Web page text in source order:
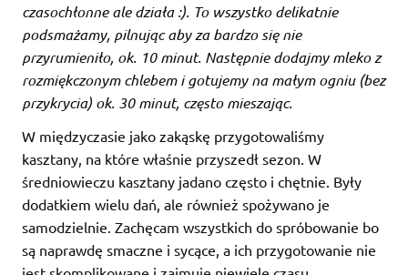
czasochłonne ale działa :). To wszystko delikatnie
podsmażamy, pilnując aby za bardzo się nie
przyrumieniło, ok. 10 minut. Następnie dodajmy mleko z
rozmiękczonym chlebem i gotujemy na małym ogniu (bez
przykrycia) ok. 30 minut, często mieszając.
W międzyczasie jako zakąskę przygotowaliśmy
kasztany, na które właśnie przyszedł sezon. W
średniowieczu kasztany jadano często i chętnie. Były
dodatkiem wielu dań, ale również spożywano je
samodzielnie. Zachęcam wszystkich do spróbowanie bo
są naprawdę smaczne i sycące, a ich przygotowanie nie